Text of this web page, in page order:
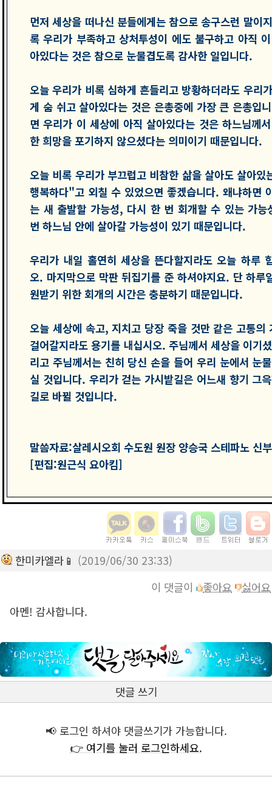
먼저 세상을 떠나신 분들에게는 참으로 송구스런 말이
록 우리가 부족하고 상처투성이 에도 불구하고 아직
아있다는 것은 참으로 눈물겹도록 감사한 일입니다.
오늘 우리가 비록 심하게 흔들리고 방황하더라도 우리
게 숨 쉬고 살아있다는 것은 은총중에 가장 큰 은총입
면 우리가 이 세상에 아직 살아있다는 것은 하느님께
한 희망을 포기하지 않으셨다는 의미이기 때문입니다.
오늘 비록 우리가 부끄럽고 비참한 삶을 살아도 살아
행복하다"고 외칠 수 있었으면 좋겠습니다. 왜냐하면
는 새 출발할 가능성, 다시 한 번 회개할 수 있는 가능
번 하느님 안에 살아갈 가능성이 있기 때문입니다.
우리가 내일 홀연히 세상을 뜬다할지라도 오늘 하루
오. 마지막으로 막판 뒤집기를 준 하셔야지요. 단 하루
원받기 위한 회개의 시간은 충분하기 때문입니다.
오늘 세상에 속고, 지치고 당장 죽을 것만 같은 고통의
걸어갈지라도 용기를 내십시오. 주님께서 세상을 이기
리고 주님께서는 친히 당신 손을 들어 우리 눈에서 눈
실 것입니다. 우리가 걷는 가시밭길은 어느새 향기 그
길로 바뀔 것입니다.
말씀자료:살레시오회 수도원 원장 양승국 스테파노 신부
[편집:원근식 요아킴]
한미카엘라📱 (2019/06/30 23:33)
이 댓글이
좋아요
싫어요
아멘! 감사합니다.
댓글 쓰기
📢 로그인 하셔야 댓글쓰기가 가능합니다.
👉 여기를 눌러 로그인하세요.